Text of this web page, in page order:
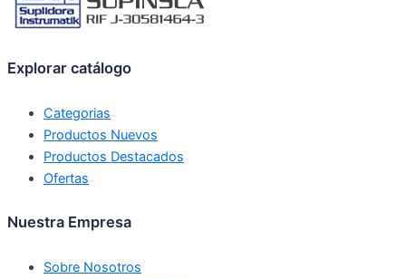
Explorar catálogo
Categorias
Productos Nuevos
Productos Destacados
Ofertas
Nuestra Empresa
Sobre Nosotros